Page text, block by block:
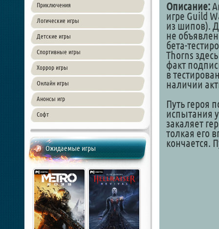
Приключения
Логические игры
Детские игры
Спортивные игры
Хоррор игры
Онлайн игры
Анонсы игр
Софт
Ожидаемые игры
Описание:
игре Guild
из шипов).
не
бета-
Thorns
факт
в
наличии
Путь героя
испытания
закаляет
толкая его
кончается.